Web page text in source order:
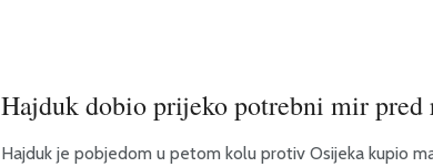
Hajduk dobio prijeko potrebni mir pred
Hajduk je pobjedom u petom kolu protiv Osijeka kupio